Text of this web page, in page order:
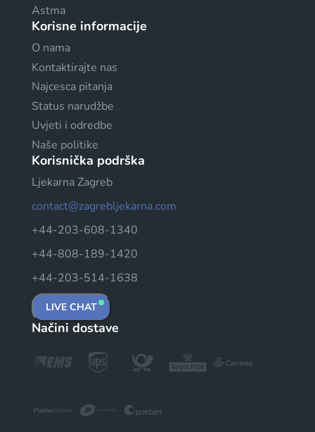
Astma
Korisne informacije
O nama
Kontaktirajte nas
Najcesca pitanja
Status narudžbe
Uvjeti i odredbe
Naše politike
Korisnička podrška
Ljekarna Zagreb
contact@zagrebljekarna.com
+44-203-608-1340
+44-808-189-1420
+44-203-514-1638
LIVE CHAT
Načini dostave